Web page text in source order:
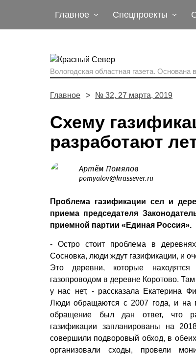
Главное Спецпроекты
Вологодская областная газета. Основана
Главное № 32, 27 марта, 2019
Схему
разработают
Артём Помялов
pomyalov@krassever.ru
Проблема газификации сел и
приема председателя
приемной партии «Единая Россия».
- Остро стоит проблема в
Сосновка, люди ждут газификации, и
Это деревни, которые
газопроводом в деревне Коротово. Там
у нас нет, - рассказала Екатерина
Люди обращаются с 2007 года, и на
обращение был дан ответ, что
газификации запланированы на
совершили подворовый обход, в
организовали сходы, провели